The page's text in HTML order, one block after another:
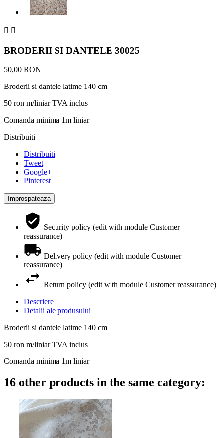
 
BRODERII SI DANTELE 30025
50,00 RON
Broderii si dantele latime 140 cm
50 ron m/liniar TVA inclus
Comanda minima 1m liniar
Distribuiti
Distribuiti
Tweet
Google+
Pinterest
Security policy (edit with module Customer
reassurance)
Delivery policy (edit with module Customer
reassurance)
Return policy (edit with module Customer reassurance)
Descriere
Detalii ale produsului
Broderii si dantele latime 140 cm
50 ron m/liniar TVA inclus
Comanda minima 1m liniar
16 other products in the same category: